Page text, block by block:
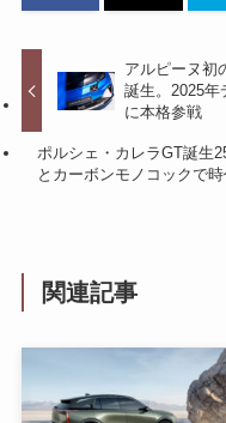
アルピーヌ初
誕生。2025年
に本格参戦
ポルシェ・カレラGT誕生
とカーボンモノコックで
関連記事